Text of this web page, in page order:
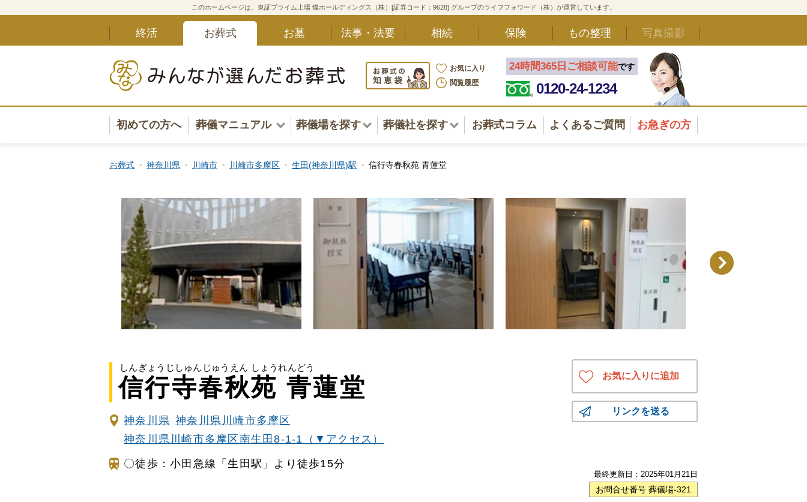
このホームページは、東証プライム上場 燦ホールディングス（株）[証券コード：9628] グループのライフフォワード（株）が運営しています。
終活 お葬式 お墓 法事・法要 相続 保険 もの整理 写真撮影
お気に入り
閲覧履歴
24時間365日ご相談可能です
0120-24-1234
初めての方へ 葬儀マニュアル
葬儀マニュアル一覧
葬儀の準備〜葬儀後まで
家族葬とは
葬儀費用の平均相場
葬儀場を探す
北海道
中部・東海
関西
中国・四国
葬儀社を探す
北海道
関東
中部・東海
関西
中国・四国
お葬式コラム よくあるご質問 お急ぎの方
お葬式 神奈川県 川崎市 川崎市多摩区 生田(神奈川県)駅 信行寺春秋苑 青蓮堂
しんぎょうじしゅんじゅうえん しょうれんどう
信行寺春秋苑 青蓮堂
神奈川県 神奈川県川崎市多摩区
神奈川県川崎市多摩区南生田8-1-1（▼アクセス）
〇徒歩：小田急線「生田駅」より徒歩15分
お気に入りに追加
リンクを送る
最終更新日： 2025年01月21日
お問合せ番号 葬儀場-321